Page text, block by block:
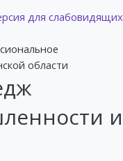
для слабовидящих
области
и